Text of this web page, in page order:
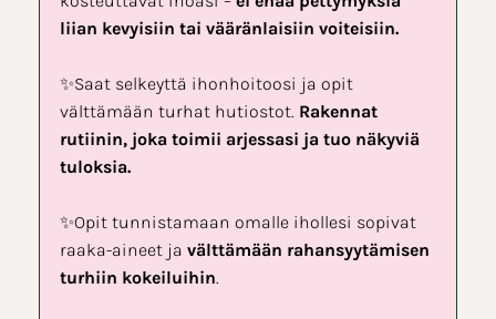
liian kevyisiin tai vääränlaisiin voiteisiin.
✨Saat selkeyttä ihonhoitoosi ja opit
välttämään turhat hutiostot. Rakennat
rutiinin, joka toimii arjessasi ja tuo näkyviä
tuloksia.
✨Opit tunnistamaan omalle ihollesi sopivat
raaka-aineet ja välttämään rahansyytämisen
turhiin kokeiluihin.